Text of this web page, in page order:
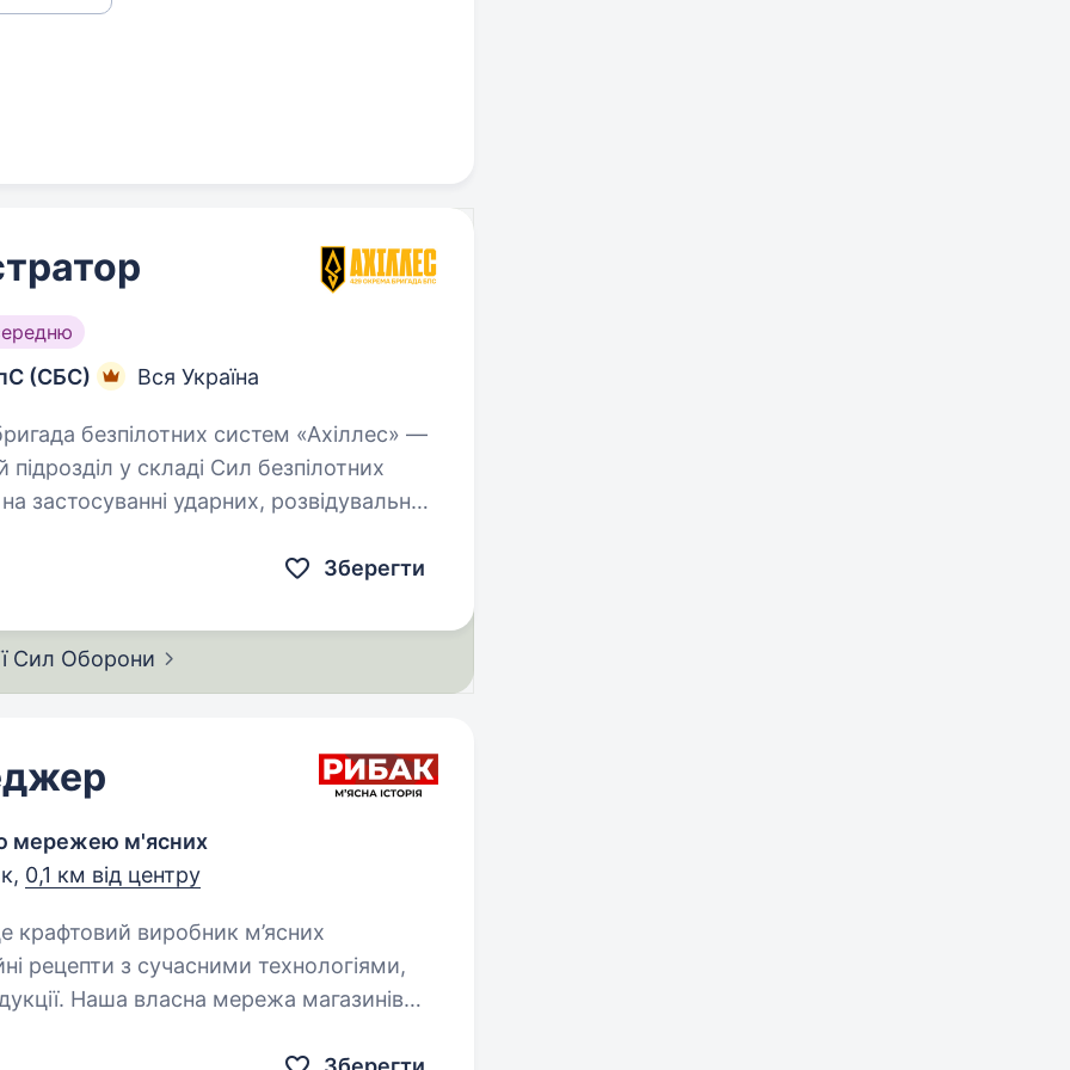
(СБС) Вся Україна
у складі Сил безпілотних
застосуванні ударних, розвідувальних
Зберегти
Сил Оборони
мережею м'ясних
0,1 км від центру
рецепти з сучасними технологіями,
Наша власна мережа магазинів